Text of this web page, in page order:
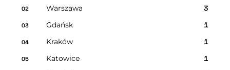
02 Warszawa 3
03 Gdańsk 1
04 Kraków 1
05 Katowice 1